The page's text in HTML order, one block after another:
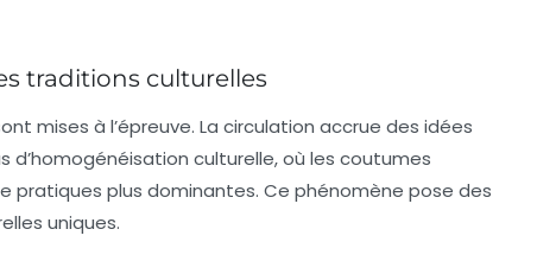
traditions culturelles
mises à l’épreuve. La circulation accrue des idées
d’homogénéisation culturelle, où les coutumes
plus dominantes. Ce phénomène pose des
uniques.